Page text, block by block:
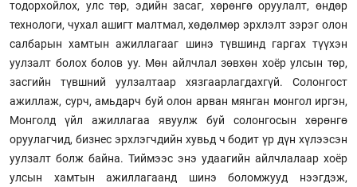
тодорхойлох, улс төр, эдийн засаг, хөрөнгө оруулалт, өндөр
технологи, чухал ашигт малтмал, хөдөлмөр эрхлэлт зэрэг олон
салбарын хамтын ажиллагааг шинэ түвшинд гаргах түүхэн
уулзалт болох болов уу. Мөн айлчлал зөвхөн хоёр улсын төр,
засгийн түвшний уулзалтаар хязгаарлагдахгүй. Солонгост
ажиллаж, сурч, амьдарч буй олон арван мянган монгол иргэн,
Монголд үйл ажиллагаа явуулж буй солонгосын хөрөнгө
оруулагчид, бизнес эрхлэгчдийн хувьд ч бодит үр дүн хүлээсэн
уулзалт болж байна. Тиймээс энэ удаагийн айлчлалаар хоёр
улсын хамтын ажиллагаанд шинэ боломжууд нээгдэж,